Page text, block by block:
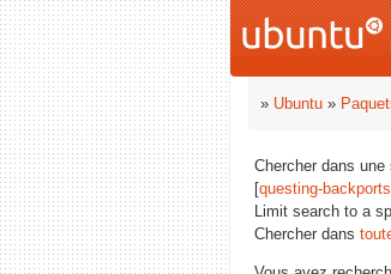
» Ubuntu »
Chercher dans
[questing-backports
Limit search to a
Chercher dans